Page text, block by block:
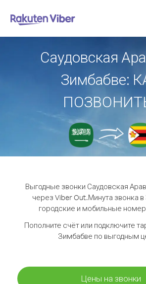
Саудовская
Зимбабве:
Выгодные звонки Саудовская
через Viber Out.Минута звонка
городские и мобильные
Пополните счёт или подключите
Зимбабве по выгодным
Цены на звонки